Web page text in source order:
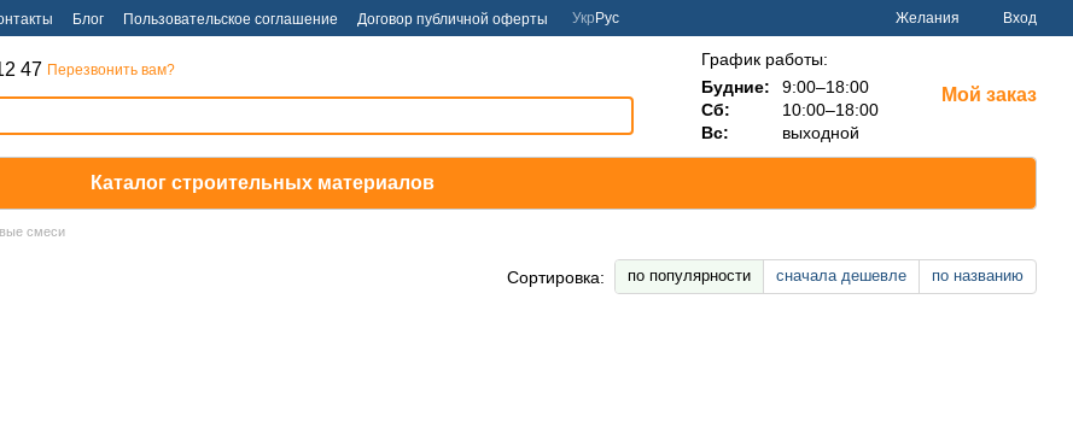
Блог Пользовательское соглашение Договор публичной оферты Укр Рус Желания Вход
47 Перезвонить вам?
График работы:
Будние:
9:00–18:00
Сб:
10:00–18:00
Вс:
выходной
Мой заказ
Каталог строительных материалов
смеси
Сортировка: по популярности сначала дешевле по названию